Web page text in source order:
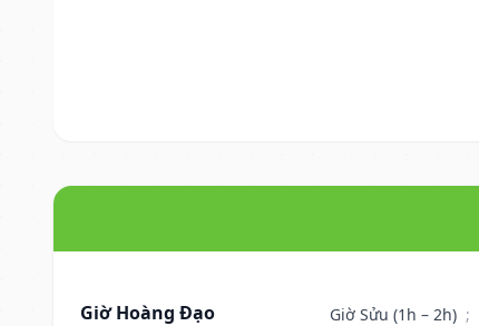
Giờ Hoàng Đạo Giờ Sửu (1h – 2h) ;